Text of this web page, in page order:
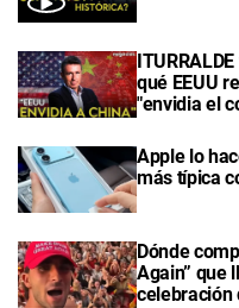
qué EEUU
"envidia el
Apple lo
más típica
Dónde
Again” que
celebración